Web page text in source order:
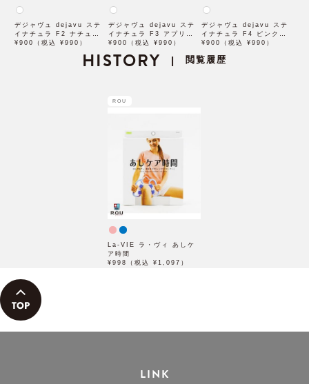
デジャヴュ dejavu ステ
イナチュラ F2 ナチュラル
ブラウン【アイブロウ】
¥900（税込 ¥990）
デジャヴュ dejavu ステ
イナチュラ F3 アプリコッ
トブラウン【アイブロウ】
¥900（税込 ¥990）
デジャヴュ dejavu ステ
イナチュラ F4 ピンクベー
ジュ【アイブロウ】【イミ
¥900（税込 ¥990）
HISTORY | 閲覧履歴
ROU
La-VIE ラ・ヴィ あしケ
ア時間
¥998（税込 ¥1,097）
LINK